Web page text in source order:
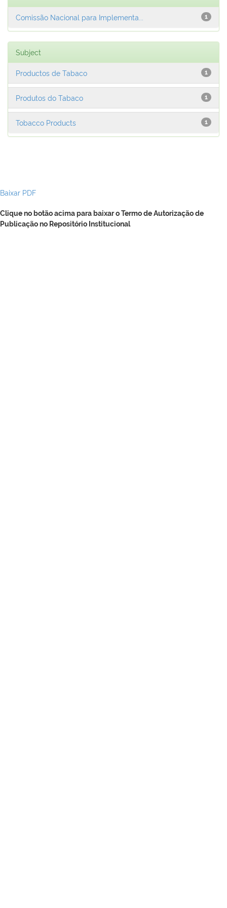
1
Comissão Nacional para Implementa...
Subject
1
Productos de Tabaco
1
Produtos do Tabaco
1
Tobacco Products
Baixar PDF
Clique no botão acima para baixar o Termo de Autorização de
Publicação no Repositório Institucional